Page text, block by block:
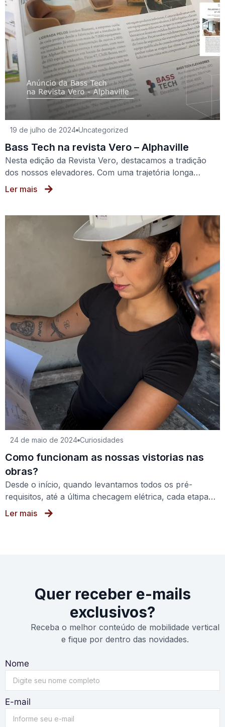
19 de julho de 2024 Uncategorized
Bass Tech na revista Vero – Alphaville
Nesta edição da Revista Vero, destacamos a tradição
dos nossos elevadores. Com uma trajetória longa…
Ler mais
24 de maio de 2024 Curiosidades
Como funcionam as nossas vistorias nas
obras?
Desde o início, quando levantamos todos os pré-
requisitos, até a última checagem elétrica, cada etapa…
Ler mais
Quer receber e-mails
exclusivos?
Receba o melhor conteúdo de mobilidade vertical
e fique por dentro das novidades.
Nome
E-mail